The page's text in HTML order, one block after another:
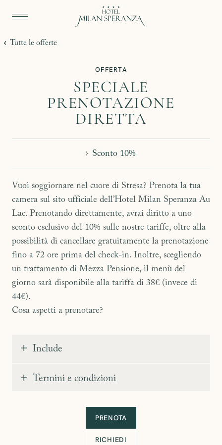
Tutte le offerte
OFFERTA
SPECIALE
PRENOTAZIONE
DIRETTA
Sconto 10%
Vuoi soggiornare nel cuore di Stresa? Prenota la tua
camera sul sito ufficiale dell’Hotel Milan Speranza Au
Lac. Prenotando direttamente, avrai diritto a uno
sconto esclusivo del 10% sulle nostre tariffe, oltre alla
possibilità di cancellare gratuitamente la prenotazione
fino a 72 ore prima del check-in. Inoltre, scegliendo
un trattamento di Mezza Pensione, il menù del
giorno sarà disponibile alla tariffa di 38€ (invece di
44€).
Cosa aspetti a prenotare?
Include
Soggiorno in camera a scelta
Ricca colazione a buffet
Cancellazione entro 72 ore
Menù Mezza Pensione a 38€ (invece di 44€)
Termini e condizioni
PRENOTA
RICHIEDI